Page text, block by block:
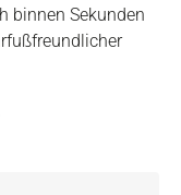
binnen Sekunden